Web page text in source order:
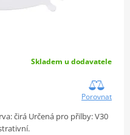
Skladem u dodavatele
Porovnat
čirá Určená pro přilby: V30